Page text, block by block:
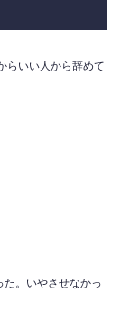
らいい人から辞めて
た。いやさせなかっ